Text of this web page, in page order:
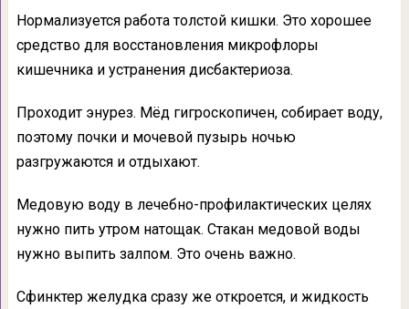
Нормализуется работа толстой кишки. Это хорошее
средство для восстановления микрофлоры
кишечника и устранения дисбактериоза.
Проходит энурез. Мёд гигроскопичен, собирает воду,
поэтому почки и мочевой пузырь ночью
разгружаются и отдыхают.
Медовую воду в лечебно-профилактических целях
нужно пить утром натощак. Стакан медовой воды
нужно выпить залпом. Это очень важно.
Сфинктер желудка сразу же откроется, и жидкость